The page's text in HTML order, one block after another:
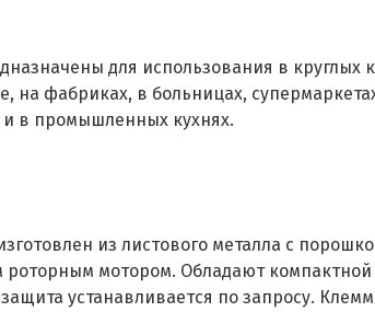
для использования в круглых
на фабриках, в больницах,
в промышленных кухнях.
из листового металла с
мотором. Обладают
устанавливается по запросу.